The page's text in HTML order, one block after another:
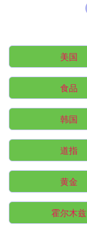
美国
食品
韩国
道指
黄金
霍尔木兹